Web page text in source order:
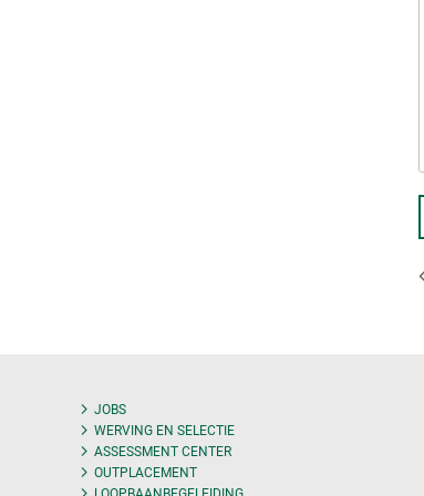
JOBS
WERVING EN SELECTIE
ASSESSMENT CENTER
OUTPLACEMENT